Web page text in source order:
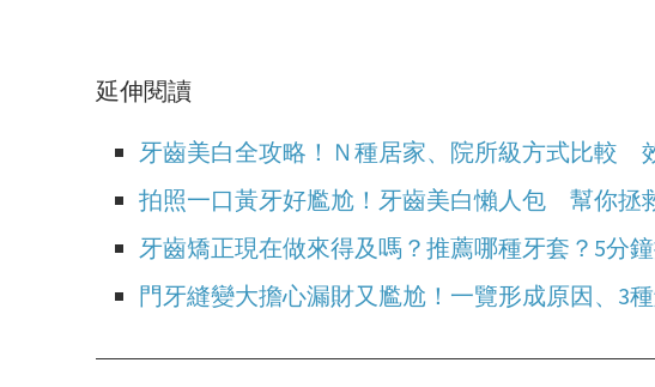
延伸閱讀
牙齒美白全攻略！Ｎ種居家、院所級方式比較
拍照一口黃牙好尷尬！牙齒美白懶人包 幫你拯
牙齒矯正現在做來得及嗎？推薦哪種牙套？5分
門牙縫變大擔心漏財又尷尬！一覽形成原因、3